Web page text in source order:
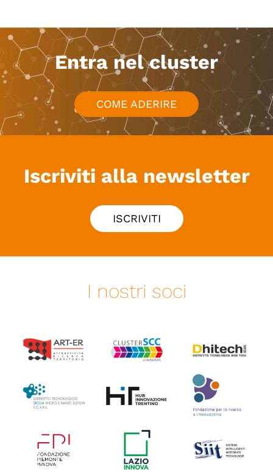
Entra nel cluster
COME ADERIRE
Iscriviti alla newsletter
ISCRIVITI
I nostri soci